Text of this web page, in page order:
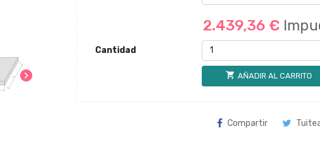
chevron_right
2.439,36 €
Cantidad
shopping_cart AÑADIR AL CARRITO
Compartir